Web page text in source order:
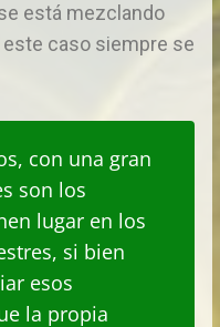
está mezclando
este caso siempre se
con una gran
son los
lugar en los
si bien
esos
la propia